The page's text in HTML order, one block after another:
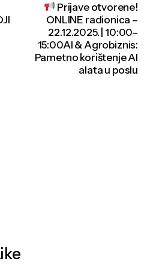
Prijave otvorene!
ONLINE radionica –
22.12.2025. | 10:00–
15:00AI & Agrobiznis:
Pametno korištenje AI
alata u poslu